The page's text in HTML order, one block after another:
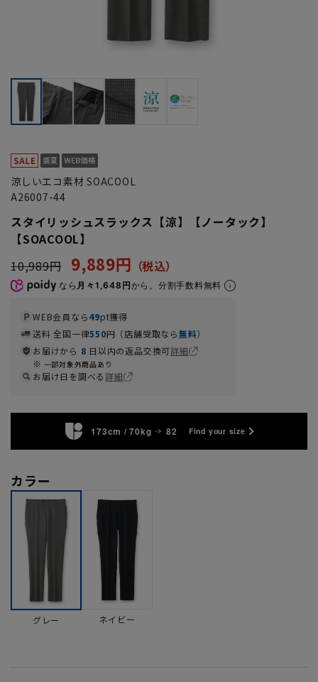
涼しいエコ素材 SOACOOL
A26007-44
スタイリッシュスラックス【涼】【ノータック】
【SOACOOL】
10,989円
9,889円
なら 月々1,648円から。分割手数料無料
WEB会員なら49pt獲得
送料 全国一律550円（店舗受取なら無料）
お届けから 8 日以内の返品交換可詳細
一部対象外商品あり
お届け日を調べる詳細
173cm / 70kg 82 Find your size
カラー
グレー ネイビー